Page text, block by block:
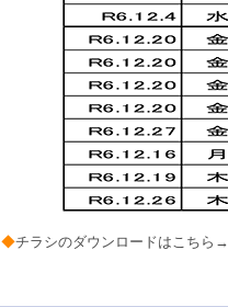
◆チラシのダウンロードはこちら→